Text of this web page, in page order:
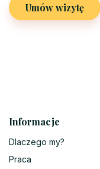
Umów wizytę
Informacje
Dlaczego my?
Praca